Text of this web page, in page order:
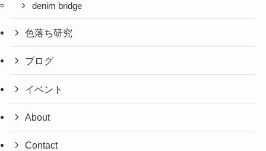
denim bridge
色落ち研究
ブログ
イベント
About
Contact